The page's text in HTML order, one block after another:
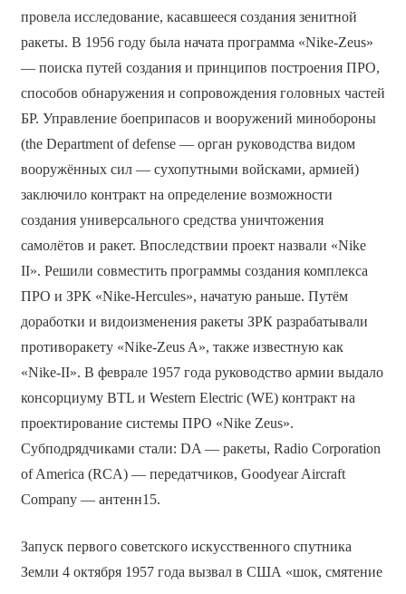
провела исследование, касавшееся создания зенитной
ракеты. В 1956 году была начата программа «Nike-Zeus»
— поиска путей создания и принципов построения ПРО,
способов обнаружения и сопровождения головных частей
БР. Управление боеприпасов и вооружений минобороны
(the Department of defense — орган руководства видом
вооружённых сил — сухопутными войсками, армией)
заключило контракт на определение возможности
создания универсального средства уничтожения
самолётов и ракет. Впоследствии проект назвали «Nike
II». Решили совместить программы создания комплекса
ПРО и ЗРК «Nike-Hercules», начатую раньше. Путём
доработки и видоизменения ракеты ЗРК разрабатывали
противоракету «Nike-Zeus A», также известную как
«Nike-II». В феврале 1957 года руководство армии выдало
консорциуму BTL и Western Electric (WE) контракт на
проектирование системы ПРО «Nike Zeus».
Субподрядчиками стали: DA — ракеты, Radio Corporation
of America (RCA) — передатчиков, Goodyear Aircraft
Company — антенн15.
Запуск первого советского искусственного спутника
Земли 4 октября 1957 года вызвал в США «шок, смятение